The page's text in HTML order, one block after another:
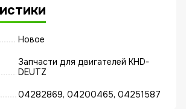
Новое
Запчасти для двигателей KHD-
DEUTZ
04282869, 04200465, 04251587